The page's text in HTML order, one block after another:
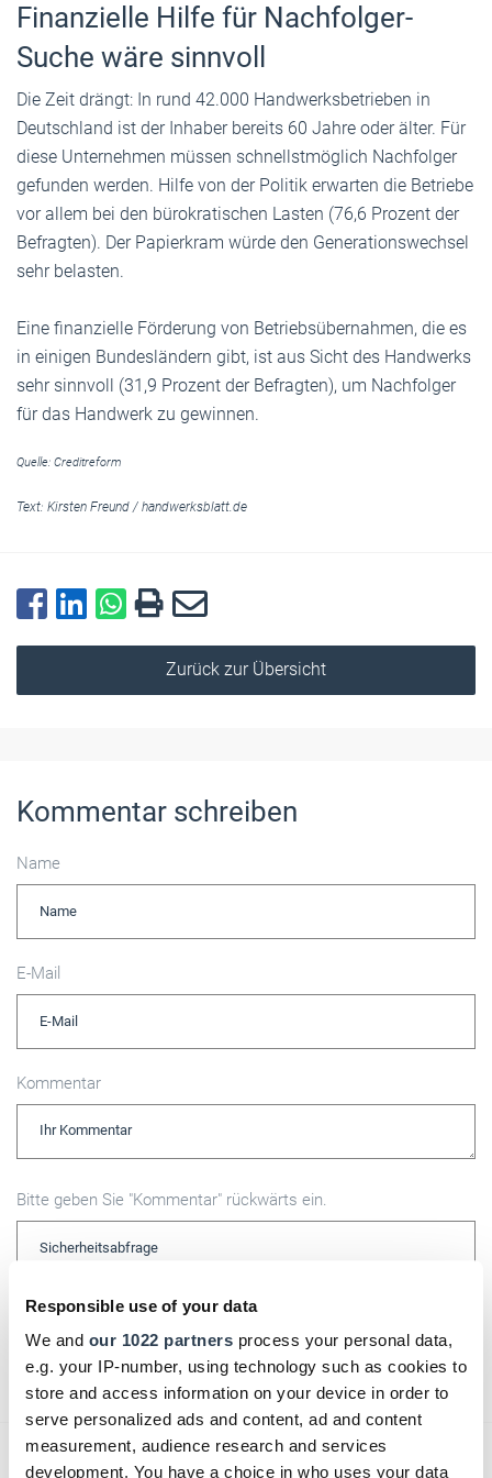
Responsible use of your data
We and our 1022 partners process your personal data,
e.g. your IP-number, using technology such as cookies to
store and access information on your device in order to
serve personalized ads and content, ad and content
measurement, audience research and services
development. You have a choice in who uses your data
Finanzielle Hilfe für Nachfolger-
Suche wäre sinnvoll
Die Zeit drängt: In rund 42.000 Handwerksbetrieben in
Deutschland ist der Inhaber bereits 60 Jahre oder älter. Für
diese Unternehmen müssen schnellstmöglich Nachfolger
gefunden werden. Hilfe von der Politik erwarten die Betriebe
vor allem bei den bürokratischen Lasten (76,6 Prozent der
Befragten). Der Papierkram würde den Generationswechsel
sehr belasten.
Eine finanzielle Förderung von Betriebsübernahmen, die es
in einigen Bundesländern gibt, ist aus Sicht des Handwerks
sehr sinnvoll (31,9 Prozent der Befragten), um Nachfolger
für das Handwerk zu gewinnen.
Quelle: Creditreform
Text: Kirsten Freund / handwerksblatt.de
Zurück zur Übersicht
Kommentar schreiben
Name
E-Mail
Kommentar
Bitte geben Sie "Kommentar" rückwärts ein.
Absenden
Das könnte Sie auch interessieren: